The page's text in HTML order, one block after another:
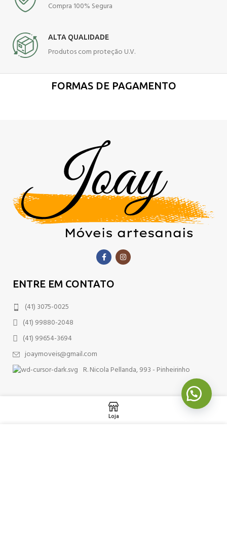
Compra 100% Segura
ALTA QUALIDADE
Produtos com proteção U.V.
FORMAS DE PAGAMENTO
ENTRE EM CONTATO
(41) 3075-0025
(41) 99880-2048
(41) 99654-3694
joaymoveis@gmail.com
R. Nicola Pellanda, 993 - Pinheirinho
Loja